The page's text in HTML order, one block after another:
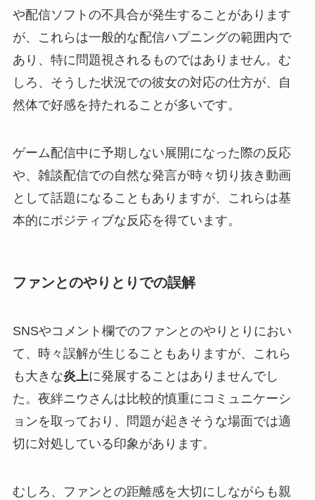
や配信ソフトの不具合が発生することがあります
が、これらは一般的な配信ハプニングの範囲内で
あり、特に問題視されるものではありません。む
しろ、そうした状況での彼女の対応の仕方が、自
然体で好感を持たれることが多いです。
ゲーム配信中に予期しない展開になった際の反応
や、雑談配信での自然な発言が時々切り抜き動画
として話題になることもありますが、これらは基
本的にポジティブな反応を得ています。
ファンとのやりとりでの誤解
SNSやコメント欄でのファンとのやりとりにおい
て、時々誤解が生じることもありますが、これら
も大きな炎上に発展することはありませんでし
た。夜絆ニウさんは比較的慎重にコミュニケーシ
ョンを取っており、問題が起きそうな場面では適
切に対処している印象があります。
むしろ、ファンとの距離感を大切にしながらも親